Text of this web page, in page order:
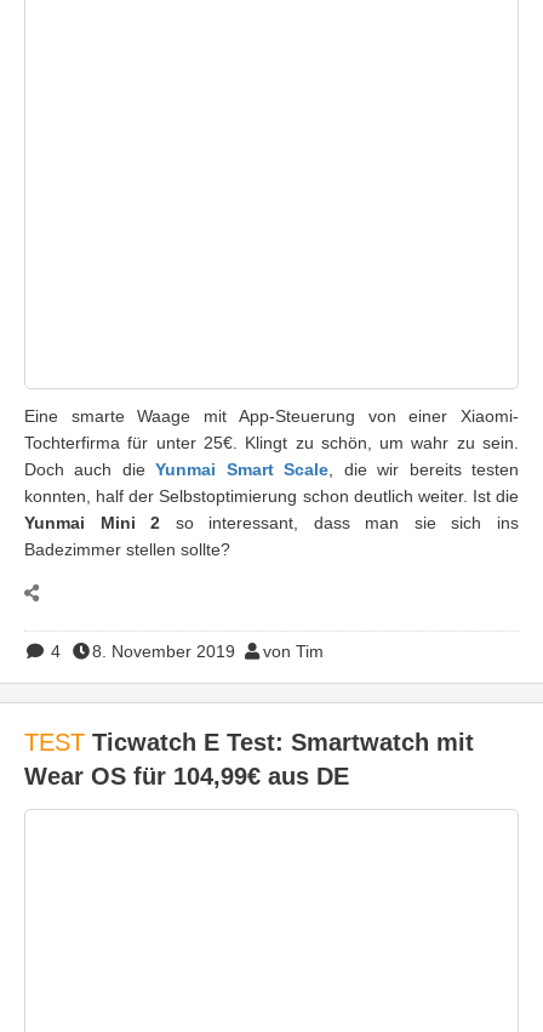
Eine smarte Waage mit App-Steuerung von einer Xiaomi-
Tochterfirma für unter 25€. Klingt zu schön, um wahr zu sein.
Doch auch dieYunmai Smart Scale , die wir bereits testen
konnten, half der Selbstoptimierung schon deutlich weiter. Ist die
Yunmai Mini 2 so interessant, dass man sie sich ins
Badezimmer stellen sollte?
4 8. November 2019 von Tim
TEST Ticwatch E Test: Smartwatch mit
Wear OS für 104,99€ aus DE